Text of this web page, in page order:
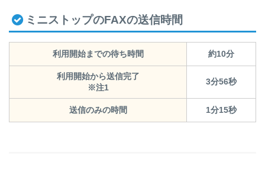
ミニストップのFAXの送信時間
利用開始までの待ち時間 約10分
利用開始から送信完了
※注1
3分56秒
送信のみの時間 1分15秒